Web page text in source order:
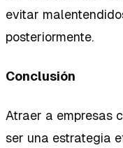
evitar
posteriormente.
Conclusión
Atraer a empresas
ser una estrategia